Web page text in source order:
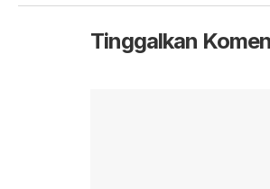
Tinggalkan